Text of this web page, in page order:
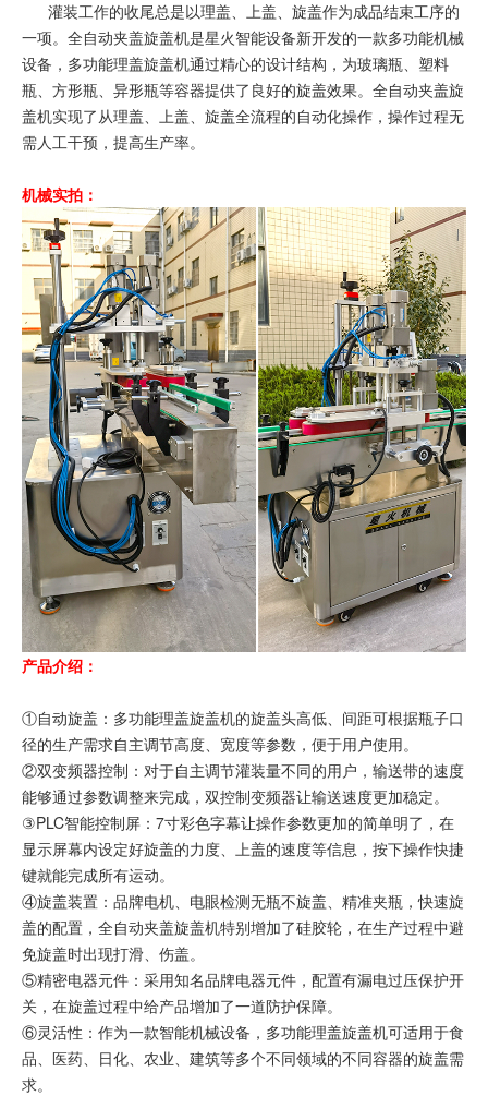
灌装工作的收尾总是以理盖、上盖、旋盖作为成品结束工序的
一项。全自动夹盖旋盖机是星火智能设备新开发的一款多功能机械
设备，多功能理盖旋盖机通过精心的设计结构，为玻璃瓶、塑料
瓶、方形瓶、异形瓶等容器提供了良好的旋盖效果。全自动夹盖旋
盖机实现了从理盖、上盖、旋盖全流程的自动化操作，操作过程无
需人工干预，提高生产率。
机械实拍：
产品介绍：
①自动旋盖：多功能理盖旋盖机的旋盖头高低、间距可根据瓶子口
径的生产需求自主调节高度、宽度等参数，便于用户使用。
②双变频器控制：对于自主调节灌装量不同的用户，输送带的速度
能够通过参数调整来完成，双控制变频器让输送速度更加稳定。
③PLC智能控制屏：7寸彩色字幕让操作参数更加的简单明了，在
显示屏幕内设定好旋盖的力度、上盖的速度等信息，按下操作快捷
键就能完成所有运动。
④旋盖装置：品牌电机、电眼检测无瓶不旋盖、精准夹瓶，快速旋
盖的配置，全自动夹盖旋盖机特别增加了硅胶轮，在生产过程中避
免旋盖时出现打滑、伤盖。
⑤精密电器元件：采用知名品牌电器元件，配置有漏电过压保护开
关，在旋盖过程中给产品增加了一道防护保障。
⑥灵活性：作为一款智能机械设备，多功能理盖旋盖机可适用于食
品、医药、日化、农业、建筑等多个不同领域的不同容器的旋盖需
求。